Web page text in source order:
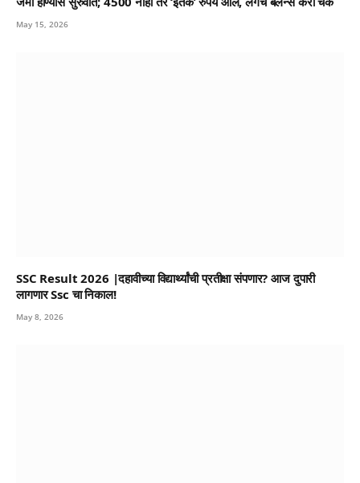
May 15, 2026
SSC Result 2026 |दहावीच्या विद्यार्थ्यांची प्रतीक्षा संपणार? आज दुपारी
लागणार Ssc चा निकाल!
May 8, 2026